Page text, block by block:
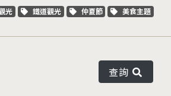
籤
光 關鍵字標籤
鐵道觀光 關鍵字標籤
仲夏節 關鍵字標籤
美食主題
查詢